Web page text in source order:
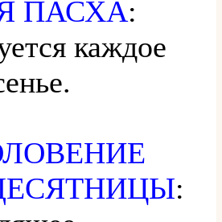
ПАСХА:
каждое
: